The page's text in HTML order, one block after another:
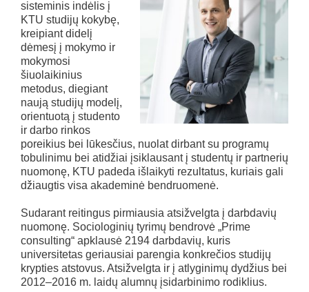
sisteminis indėlis į
KTU studijų kokybę,
kreipiant didelį
dėmesį į mokymo ir
mokymosi
šiuolaikinius
metodus, diegiant
naują studijų modelį,
orientuotą į studento
ir darbo rinkos
poreikius bei lūkesčius, nuolat dirbant su programų
tobulinimu bei atidžiai įsiklausant į studentų ir partnerių
nuomonę, KTU padeda išlaikyti rezultatus, kuriais gali
džiaugtis visa akademinė bendruomenė.
Sudarant reitingus pirmiausia atsižvelgta į darbdavių
nuomonę. Sociologinių tyrimų bendrovė „Prime
consulting“ apklausė 2194 darbdavių, kuris
universitetas geriausiai parengia konkrečios studijų
krypties atstovus. Atsižvelgta ir į atlyginimų dydžius bei
2012–2016 m. laidų alumnų įsidarbinimo rodiklius.